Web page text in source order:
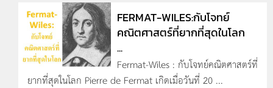
FERMAT-WILES:กับโจทย์
คณิตศาสตร์ที่ยากที่สุดในโลก
...
Fermat-Wiles : กับโจทย์คณิตศาสตร์ที่
ยากที่สุดในโลก Pierre de Fermat เกิดเมื่อวันที่ 20 ...